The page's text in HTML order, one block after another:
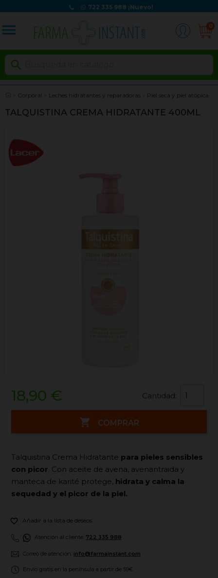
722 335 988 ¡Nuevo!
menu 0

Corporal Leches hidratantes y reparadoras Piel seca y piel atópica
TALQUISTINA CREMA HIDRATANTE 400ML
18,90 € Cantidad:
 COMPRAR
Talquistina Crema Hidratante para pieles sensibles
con picor. Con aceite de avena, avenantraida y
manteca de karité protege, hidrata y calma la
sequedad y el picor de la piel.
 Añadir a la lista de deseos
Atención al cliente: 722 335 988
Correo de atención: info@farmainstant.com
Envío gratis en la península a partir de 59€